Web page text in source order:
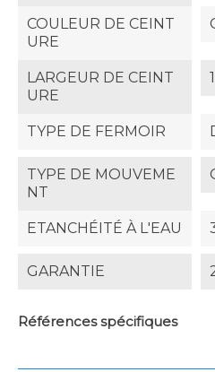
COULEUR DE CEINT
URE
LARGEUR DE CEINT
URE
TYPE DE FERMOIR
TYPE DE MOUVEME
NT
ETANCHÉITÉ À L'EAU
GARANTIE
Références spécifiques